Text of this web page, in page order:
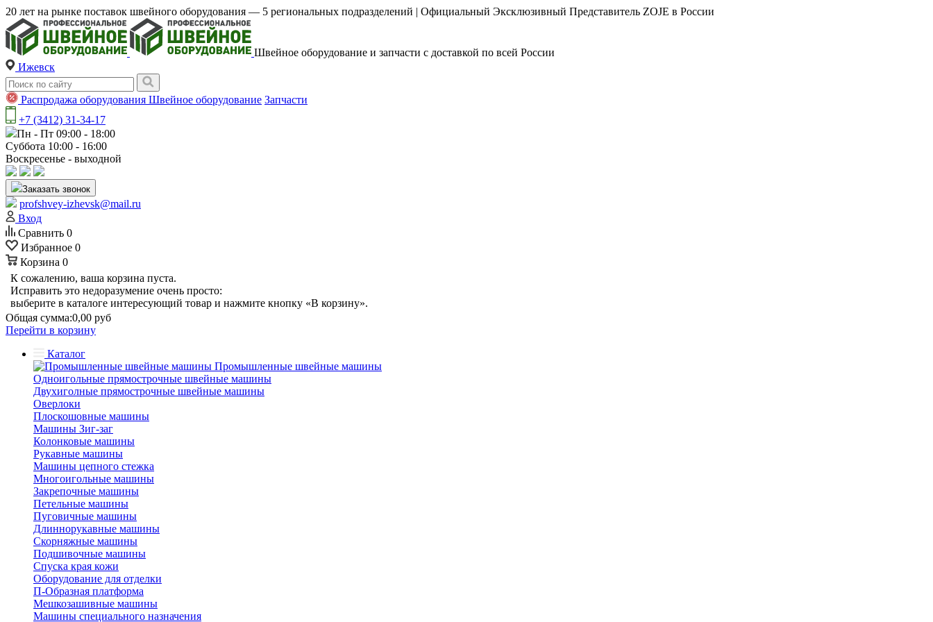
20 лет на рынке поставок швейного оборудования — 5 региональных подразделений | Официальный Эксклюзивный Представитель ZOJE в России
Швейное оборудование и запчасти с доставкой по всей России
Ижевск
Распродажа оборудования Швейное оборудование Запчасти
+7 (3412) 31-34-17
Пн - Пт 09:00 - 18:00
Суббота 10:00 - 16:00
Воскресенье - выходной
Заказать звонок
profshvey-izhevsk@mail.ru
Вход
Сравнить 0
Избранное 0
Корзина 0
К сожалению, ваша корзина пуста.
Исправить это недоразумение очень просто:
выберите в каталоге интересующий товар и нажмите кнопку «В корзину».
Общая сумма:0,00 руб
Перейти в корзину
Каталог
Промышленные швейные машины
Одноигольные прямострочные швейные машины
Двухиголные прямострочные швейные машины
Оверлоки
Плоскошовные машины
Машины Зиг-заг
Колонковые машины
Рукавные машины
Машины цепного стежка
Многоигольные машины
Закрепочные машины
Петельные машины
Пуговичные машины
Длиннорукавные машины
Скорняжные машины
Подшивочные машины
Спуска края кожи
Оборудование для отделки
П-Образная платформа
Мешкозашивные машины
Машины специального назначения